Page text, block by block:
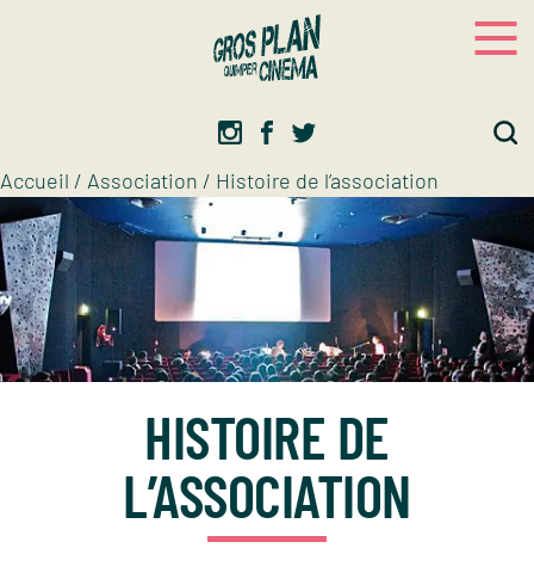
Accueil / Association / Histoire de l’association
HISTOIRE DE
L’ASSOCIATION